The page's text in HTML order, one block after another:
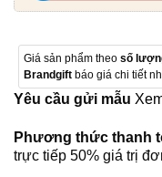
Giá sản phẩm theo số
Brandgift báo giá chi tiết
Yêu cầu gửi mẫu
Phương thức thanh
trực tiếp 50% giá trị